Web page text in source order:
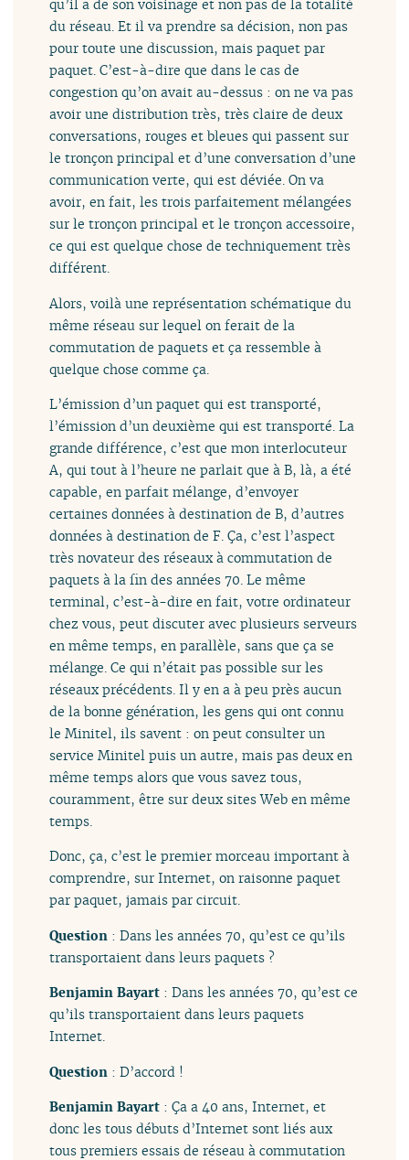
qu’il a de son voisinage et non pas de la totalité
du réseau. Et il va prendre sa décision, non pas
pour toute une discussion, mais paquet par
paquet. C’est-à-dire que dans le cas de
congestion qu’on avait au-dessus : on ne va pas
avoir une distribution très, très claire de deux
conversations, rouges et bleues qui passent sur
le tronçon principal et d’une conversation d’une
communication verte, qui est déviée. On va
avoir, en fait, les trois parfaitement mélangées
sur le tronçon principal et le tronçon accessoire,
ce qui est quelque chose de techniquement très
différent.
Alors, voilà une représentation schématique du
même réseau sur lequel on ferait de la
commutation de paquets et ça ressemble à
quelque chose comme ça.
L’émission d’un paquet qui est transporté,
l’émission d’un deuxième qui est transporté. La
grande différence, c’est que mon interlocuteur
A, qui tout à l’heure ne parlait que à B, là, a été
capable, en parfait mélange, d’envoyer
certaines données à destination de B, d’autres
données à destination de F. Ça, c’est l’aspect
très novateur des réseaux à commutation de
paquets à la fin des années 70. Le même
terminal, c’est-à-dire en fait, votre ordinateur
chez vous, peut discuter avec plusieurs serveurs
en même temps, en parallèle, sans que ça se
mélange. Ce qui n’était pas possible sur les
réseaux précédents. Il y en a à peu près aucun
de la bonne génération, les gens qui ont connu
le Minitel, ils savent : on peut consulter un
service Minitel puis un autre, mais pas deux en
même temps alors que vous savez tous,
couramment, être sur deux sites Web en même
temps.
Donc, ça, c’est le premier morceau important à
comprendre, sur Internet, on raisonne paquet
par paquet, jamais par circuit.
Question : Dans les années 70, qu’est ce qu’ils
transportaient dans leurs paquets ?
Benjamin Bayart : Dans les années 70, qu’est ce
qu’ils transportaient dans leurs paquets
Internet.
Question : D’accord !
Benjamin Bayart : Ça a 40 ans, Internet, et
donc les tous débuts d’Internet sont liés aux
tous premiers essais de réseau à commutation